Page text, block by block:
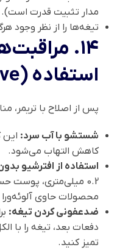
مدار تثبیت قدرت است).
تیغه‌ها را از نظر وجود
۱۴.
استفاده (Post-Shave)
پس از اصلاح با تریمر،
شستشو با آب سرد:
کاهش التهاب می‌شود.
استفاده از افترشیو
0.2 میلی‌متری، پوست
محصولات حاوی
ضدعفونی کردن تیغه:
تمیز کنید.